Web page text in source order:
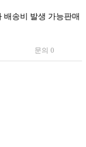
배송비 발생 가능판매
문의 0